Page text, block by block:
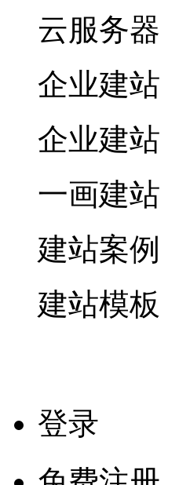
云服务器
企业建站
企业建站
一画建站
建站案例
建站模板
登录